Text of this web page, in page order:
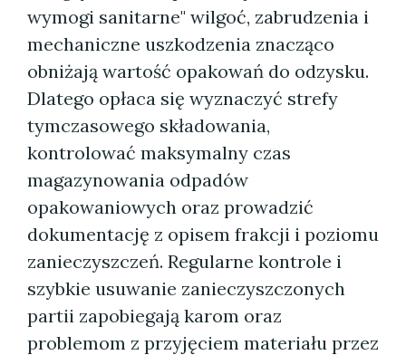
wymogi sanitarne" wilgoć, zabrudzenia i
mechaniczne uszkodzenia znacząco
obniżają wartość opakowań do odzysku.
Dlatego opłaca się wyznaczyć strefy
tymczasowego składowania,
kontrolować maksymalny czas
magazynowania odpadów
opakowaniowych oraz prowadzić
dokumentację z opisem frakcji i poziomu
zanieczyszczeń. Regularne kontrole i
szybkie usuwanie zanieczyszczonych
partii zapobiegają karom oraz
problemom z przyjęciem materiału przez